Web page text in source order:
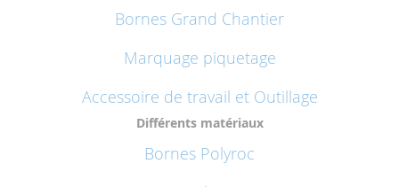
Bornes Grand Chantier
Marquage piquetage
Accessoire de travail et Outillage
Différents matériaux
Bornes Polyroc